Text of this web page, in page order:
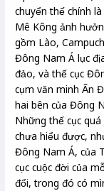
chuyển thế chính
Mê Kông ảnh
gồm Lào,
Đông Nam Á lục
đảo, và thế cục
cụm văn minh Ấn
hai bên của Đông
Những thế cục
chưa hiểu được,
Đông Nam Á, của
cục cuộc đời của
đổi, trong đó có